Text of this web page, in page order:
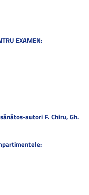
EXAMEN:
autori F. Chiru, Gh.